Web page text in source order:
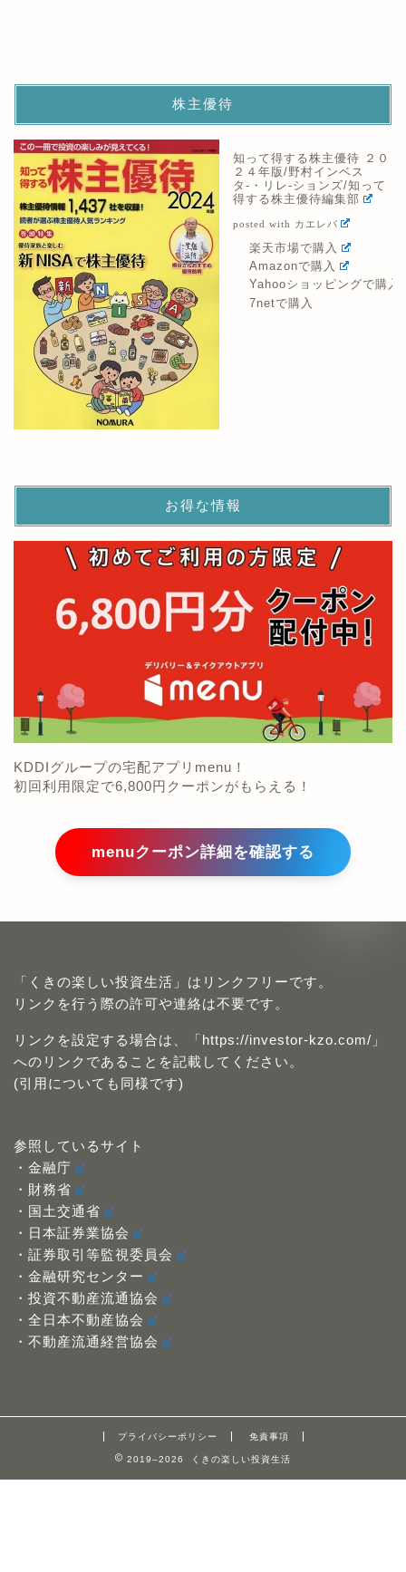
株主優待
知って得する株主優待 ２０
２４年版/野村インベス
タ-・リレ-ションズ/知って
得する株主優待編集部
posted with カエレバ
楽天市場で購入
Amazonで購入
Yahooショッピングで購入
7netで購入
お得な情報
KDDIグループの宅配アプリmenu！
初回利用限定で6,800円クーポンがもらえる！
menuクーポン詳細を確認する
「くきの楽しい投資生活」はリンクフリーです。
リンクを行う際の許可や連絡は不要です。
リンクを設定する場合は、「https://investor-kzo.com/」
へのリンクであることを記載してください。
(引用についても同様です)
参照しているサイト
・金融庁
・財務省
・国土交通省
・日本証券業協会
・証券取引等監視委員会
・金融研究センター
・投資不動産流通協会
・全日本不動産協会
・不動産流通経営協会
プライバシーポリシー 免責事項
2019–2026 くきの楽しい投資生活